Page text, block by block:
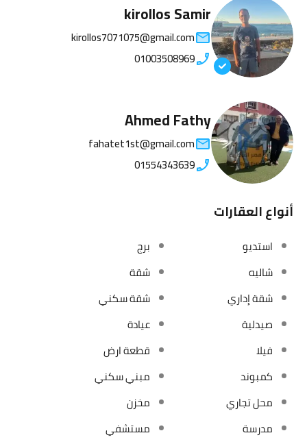
kirollos Samir
kirollos7071075@gmail.com
01003508969
Ahmed Fathy
fahatet1st@gmail.com
01554343639
أنواع العقارات
استديو
برج
شاليه
شقة
شقة إداري
شقة سكني
صيدلية
عيادة
فيلا
قطعة ارض
كمبوند
مبني سكني
محل تجاري
مخزن
مدرسة
مستشفي